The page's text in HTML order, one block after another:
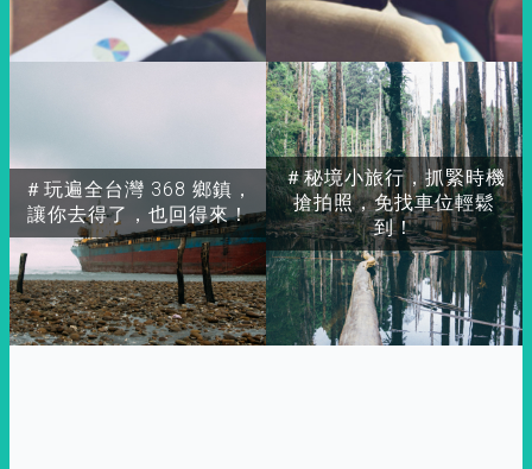
＃玩遍全台灣 368 鄉鎮，
讓你去得了，也回得來！
＃秘境小旅行，抓緊時機
搶拍照，免找車位輕鬆
到！